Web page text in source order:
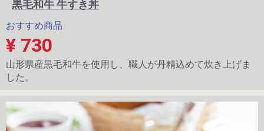
黒毛和牛 牛すき丼
おすすめ商品
¥ 730
山形県産黒毛和牛を使用し、職人が丹精込めて炊き上げま
した。